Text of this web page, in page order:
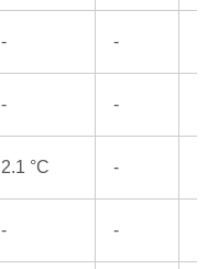
- -
- -
2.1 °C -
- -